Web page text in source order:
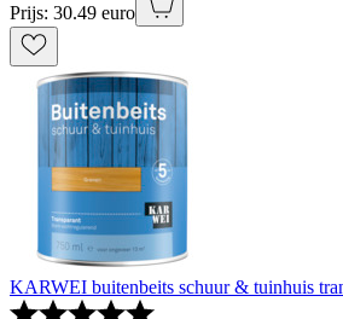
Prijs: 30.49 euro
KARWEI buitenbeits schuur & tuinhuis